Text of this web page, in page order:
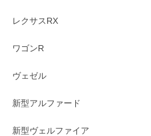
レクサスRX
ワゴンR
ヴェゼル
新型アルファード
新型ヴェルファイア